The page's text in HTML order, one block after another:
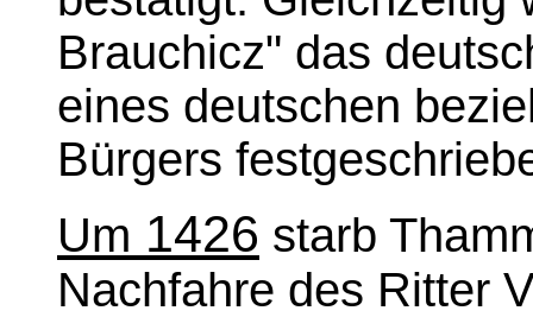
Brauchicz" das
eines deutschen
Bürgers
Um 1426 starb
Nachfahre des Ritter